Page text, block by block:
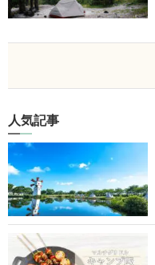
人気記事